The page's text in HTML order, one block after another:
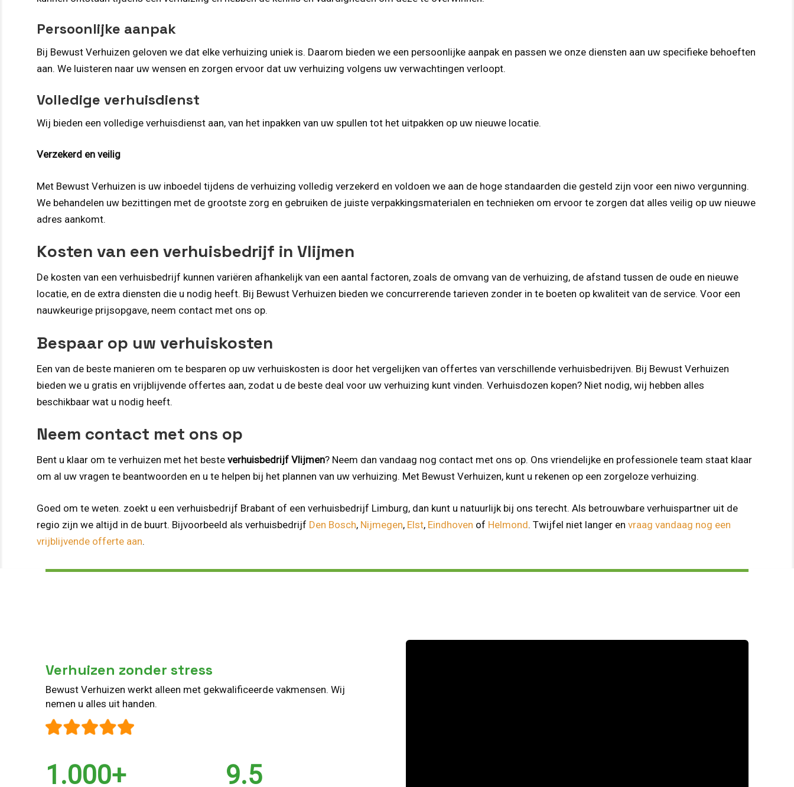
Persoonlijke aanpak
Bij Bewust Verhuizen geloven we dat elke verhuizing uniek is. Daarom bieden we een persoonlijke aanpak en passen we onze diensten aan uw specifieke behoeften
aan. We luisteren naar uw wensen en zorgen ervoor dat uw verhuizing volgens uw verwachtingen verloopt.
Volledige verhuisdienst
Wij bieden een volledige verhuisdienst aan, van het inpakken van uw spullen tot het uitpakken op uw nieuwe locatie.
Verzekerd en veilig
Met Bewust Verhuizen is uw inboedel tijdens de verhuizing volledig verzekerd en voldoen we aan de hoge standaarden die gesteld zijn voor een niwo vergunning.
We behandelen uw bezittingen met de grootste zorg en gebruiken de juiste verpakkingsmaterialen en technieken om ervoor te zorgen dat alles veilig op uw nieuwe
adres aankomt.
Kosten van een verhuisbedrijf in Vlijmen
De kosten van een verhuisbedrijf kunnen variëren afhankelijk van een aantal factoren, zoals de omvang van de verhuizing, de afstand tussen de oude en nieuwe
locatie, en de extra diensten die u nodig heeft. Bij Bewust Verhuizen bieden we concurrerende tarieven zonder in te boeten op kwaliteit van de service. Voor een
nauwkeurige prijsopgave, neem contact met ons op.
Bespaar op uw verhuiskosten
Een van de beste manieren om te besparen op uw verhuiskosten is door het vergelijken van offertes van verschillende verhuisbedrijven. Bij Bewust Verhuizen
bieden we u gratis en vrijblijvende offertes aan, zodat u de beste deal voor uw verhuizing kunt vinden. Verhuisdozen kopen? Niet nodig, wij hebben alles
beschikbaar wat u nodig heeft.
Neem contact met ons op
Bent u klaar om te verhuizen met het beste verhuisbedrijf Vlijmen? Neem dan vandaag nog contact met ons op. Ons vriendelijke en professionele team staat klaar
om al uw vragen te beantwoorden en u te helpen bij het plannen van uw verhuizing. Met Bewust Verhuizen, kunt u rekenen op een zorgeloze verhuizing.
Goed om te weten. zoekt u een verhuisbedrijf Brabant of een verhuisbedrijf Limburg, dan kunt u natuurlijk bij ons terecht. Als betrouwbare verhuispartner uit de
regio zijn we altijd in de buurt. Bijvoorbeeld als verhuisbedrijf Den Bosch, Nijmegen, Elst, Eindhoven of Helmond. Twijfel niet langer en vraag vandaag nog een
vrijblijvende offerte aan.
Verhuizen zonder stress
Bewust Verhuizen werkt alleen met gekwalificeerde vakmensen. Wij
nemen u alles uit handen.
1.000+ 9.5